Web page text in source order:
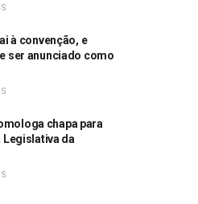
à convenção, e
ser anunciado como
chapa para
Legislativa da